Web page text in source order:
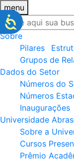
menu
Sobre
Pilares
Grupos de
Dados do Setor
Números do
Números
Inaugurações
Universidade
Sobre a
Cursos
Prêmio